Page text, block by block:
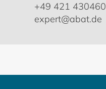
+49 421 430460
expert@abat.de